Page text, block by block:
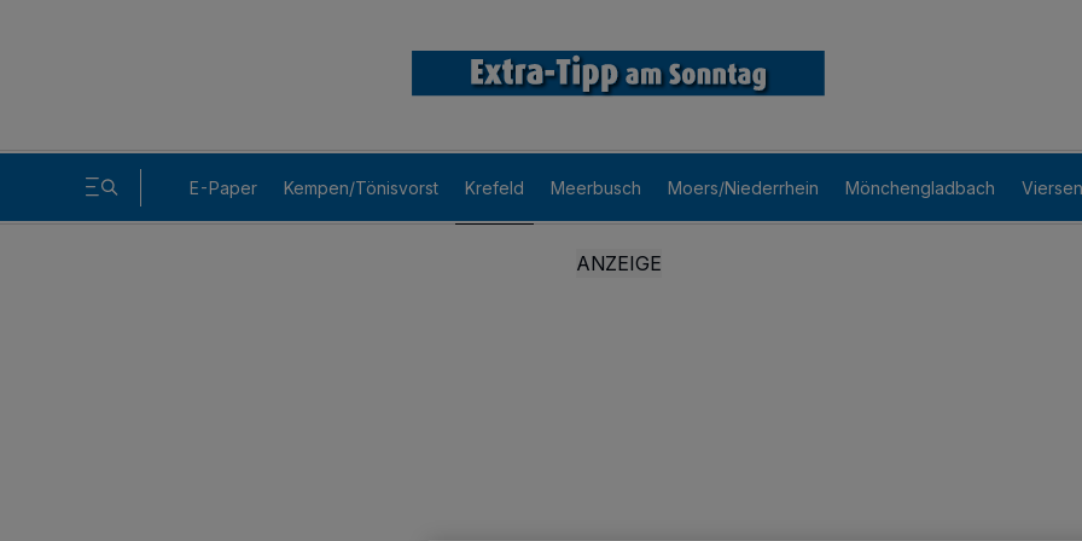
E-Paper Kempen/Tönisvorst Krefeld Meerbusch Moers/Niederrhein Mönchengladbach Viersen